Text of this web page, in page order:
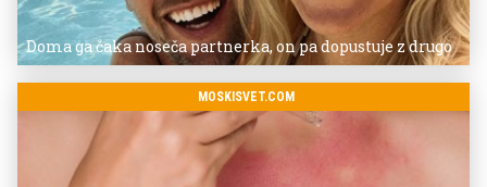
Doma ga čaka noseča partnerka, on pa dopustuje z drugo
MOSKISVET.COM